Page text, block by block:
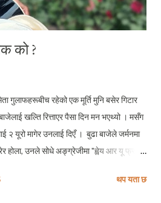
को ?
गुलाफहरूबीच रहेको एक मूर्ति मुनि बसेर गिटार
खल्ति रित्ताएर पैसा दिन मन भएथ्यो । मसँग
२ यूरो मागेर उनलाई दिएँ । बुढा बाजेले जर्मनमा
उनले सोधे अङ्ग्रेजीमा "ह्वेय आर यू फ्रम
झुटो बोल्न प्रायः सकस पर्छ, यसैकारण, मैले
थप यता छ